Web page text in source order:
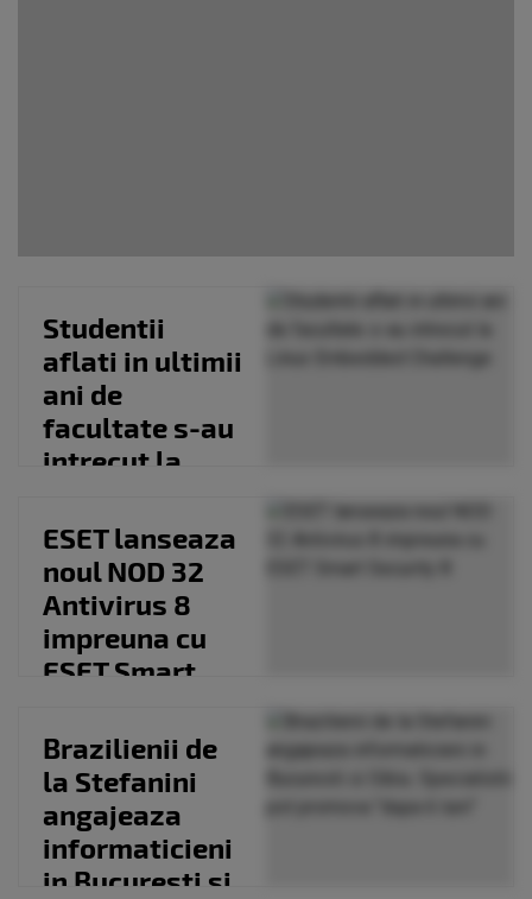
Studentii
aflati in ultimii
ani de
facultate s-au
intrecut la
Embedded
Challenge
ESET lanseaza
noul NOD 32
Antivirus 8
impreuna cu
ESET Smart
Brazilienii de
la Stefanini
angajeaza
informaticieni
in Bucuresti si